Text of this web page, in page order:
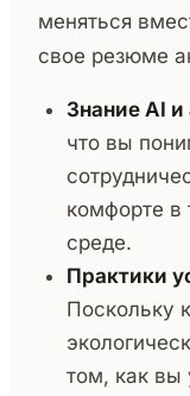
меняться
свое резюме
Знание AI
что вы
комфорте в
среде.
Практики
Поскольку
том, как вы